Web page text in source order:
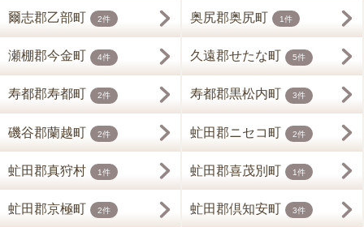
爾志郡乙部町 2件 奥尻郡奥尻町 1件
瀬棚郡今金町 4件 久遠郡せたな町 5件
寿都郡寿都町 2件 寿都郡黒松内町 3件
磯谷郡蘭越町 2件 虻田郡ニセコ町 2件
虻田郡真狩村 1件 虻田郡喜茂別町 1件
虻田郡京極町 2件 虻田郡倶知安町 3件